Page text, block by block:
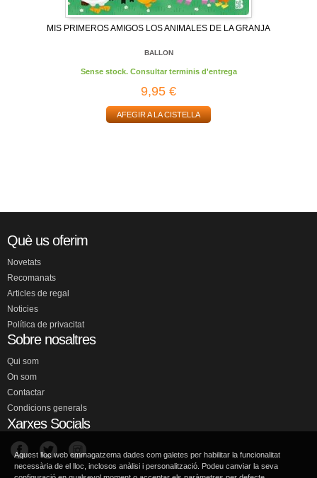
MIS PRIMEROS AMIGOS LOS ANIMALES DE LA GRANJA
BALLON
Sense stock. Consultar terminis d'entrega
9,95 €
AFEGIR A LA CISTELLA
Què us oferim
Novetats
Recomanats
Articles de regal
Noticies
Política de privacitat
Sobre nosaltres
Qui som
On som
Contactar
Condicions generals
Xarxes Socials
Aquest lloc web emmagatzema dades com galetes per habilitar la funcionalitat
necessària de el lloc, inclosos anàlisi i personalització. Podeu canviar la seva